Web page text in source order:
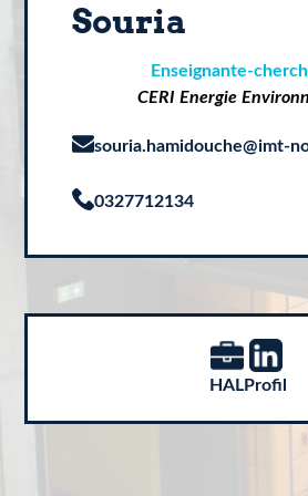
Souria
Enseignante-
CERI Energie
souria.hamidouche@imt-
0327712134
HALProfil